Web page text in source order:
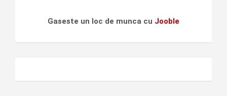
Gaseste un loc de munca cu Jooble